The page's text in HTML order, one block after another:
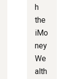
h
the
iMo
ney
We
alth